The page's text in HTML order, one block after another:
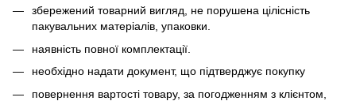
збережений товарний вигляд, не порушена цілісність
пакувальних матеріалів, упаковки.
наявність повної комплектації.
необхідно надати документ, що підтверджує покупку
повернення вартості товару, за погодженням з клієнтом,